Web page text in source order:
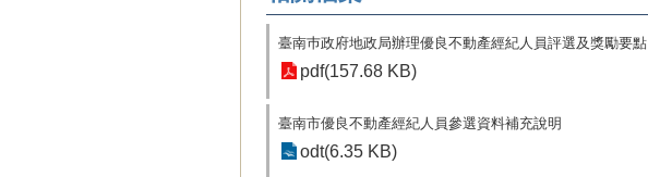
臺南巿政府地政局辦理優良不動產經紀人員評選及獎勵要點
pdf(157.68 KB)
臺南市優良不動產經紀人員參選資料補充說明
odt(6.35 KB)